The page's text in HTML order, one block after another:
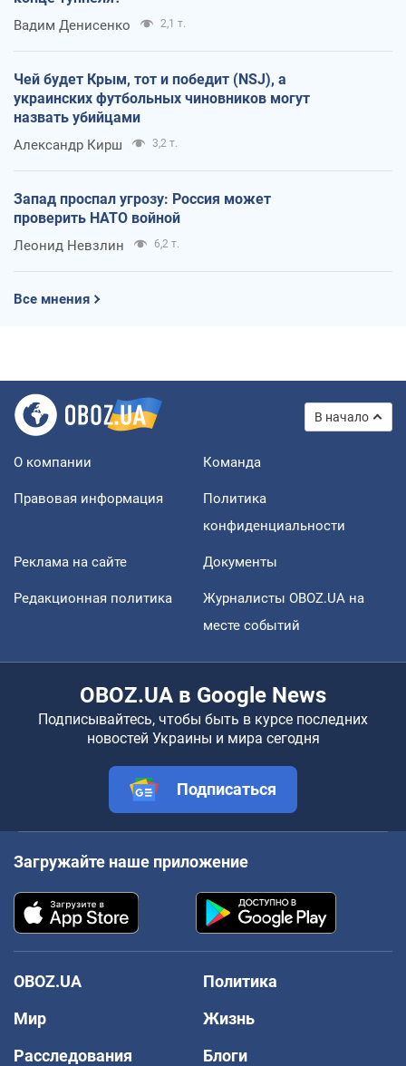
Вадим Денисенко 2,1 т.
Чей будет Крым, тот и победит (NSJ), а
украинских футбольных чиновников могут
назвать убийцами
Александр Кирш 3,2 т.
Запад проспал угрозу: Россия может
проверить НАТО войной
Леонид Невзлин 6,2 т.
Все мнения
В начало
О компании Команда
Правовая информация
Политика
конфиденциальности
Реклама на сайте Документы
Редакционная политика
Журналисты OBOZ.UA на
месте событий
OBOZ.UA в Google News
Подписывайтесь, чтобы быть в курсе последних
новостей Украины и мира сегодня
Подписаться
Загружайте наше приложение
OBOZ.UA
Политика
Мир
Жизнь
Расследования
Блоги